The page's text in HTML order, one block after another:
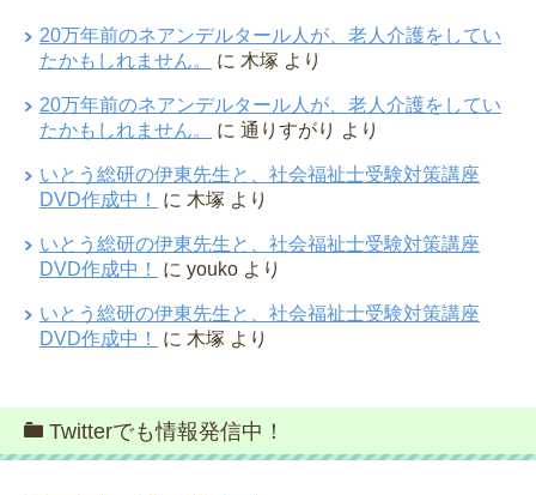
20万年前のネアンデルタール人が、老人介護をしてい
たかもしれません。
に 木塚 より
20万年前のネアンデルタール人が、老人介護をしてい
たかもしれません。
に 通りすがり より
いとう総研の伊東先生と、社会福祉士受験対策講座
DVD作成中！
に 木塚 より
いとう総研の伊東先生と、社会福祉士受験対策講座
DVD作成中！
に youko より
いとう総研の伊東先生と、社会福祉士受験対策講座
DVD作成中！
に 木塚 より
Twitterでも情報発信中！